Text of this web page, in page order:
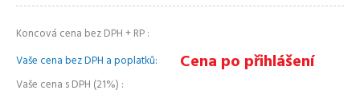
Koncová cena bez DPH + RP
Vaše cena bez DPH a poplatků
Cena po přihlášení
Vaše cena s DPH (21%)